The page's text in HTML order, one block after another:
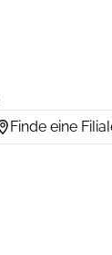
Finde eine